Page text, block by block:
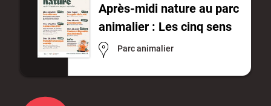
Après-midi nature au parc
animalier : Les cinq sens
Parc animalier